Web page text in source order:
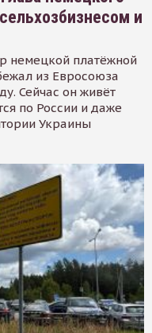
и
немецкой платёжной
из Евросоюза
Сейчас он живёт
по России и даже
Украины